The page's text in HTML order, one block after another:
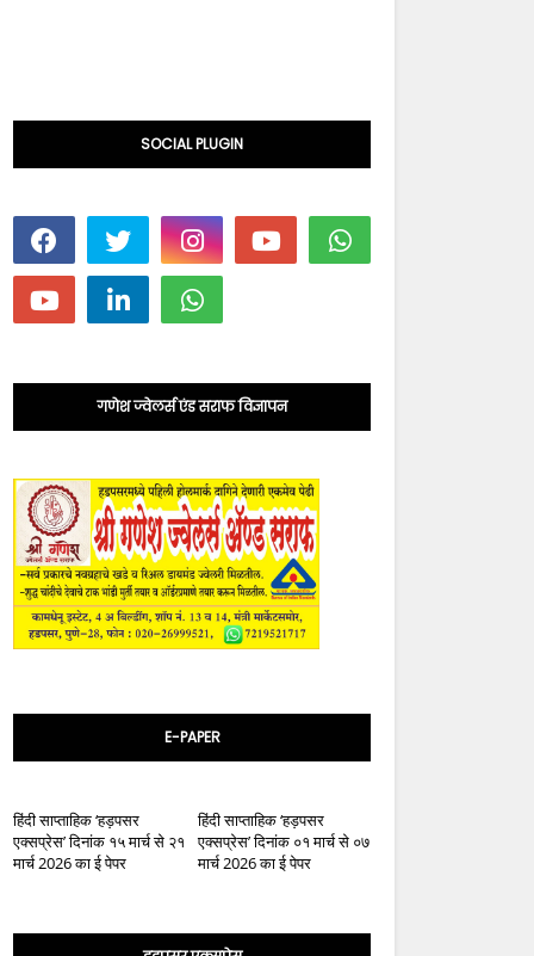
SOCIAL PLUGIN
गणेश ज्वेलर्स एंड सराफ विज्ञापन
E-PAPER
हिंदी साप्ताहिक ‘हड़पसर
एक्सप्रेस’ दिनांक १५ मार्च से २१
मार्च 2026 का ई पेपर
हिंदी साप्ताहिक ‘हड़पसर
एक्सप्रेस’ दिनांक ०१ मार्च से ०७
मार्च 2026 का ई पेपर